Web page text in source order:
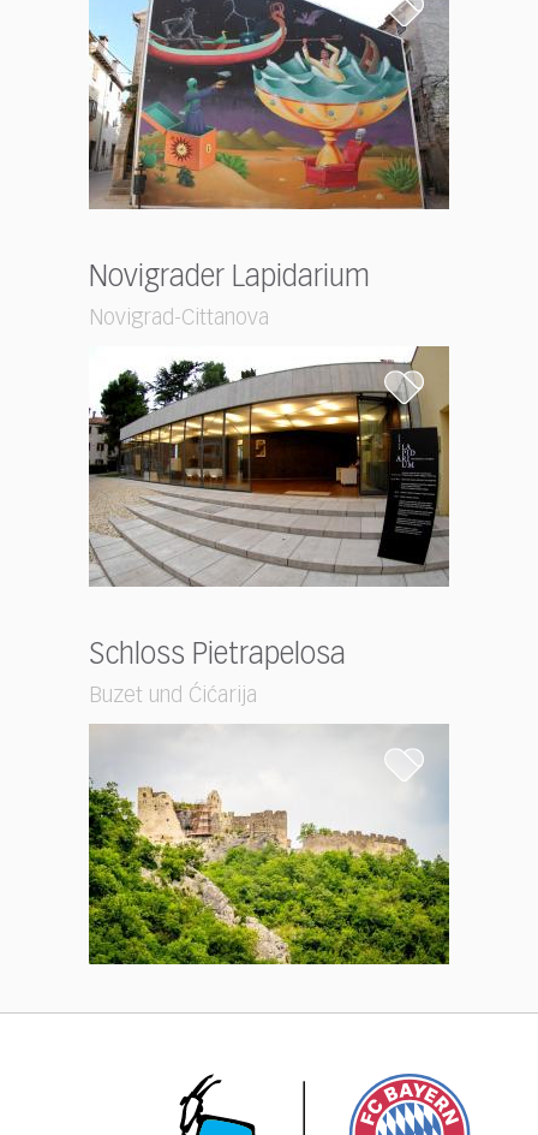
Novigrader Lapidarium
Novigrad-Cittanova
Schloss Pietrapelosa
Buzet und Ćićarija